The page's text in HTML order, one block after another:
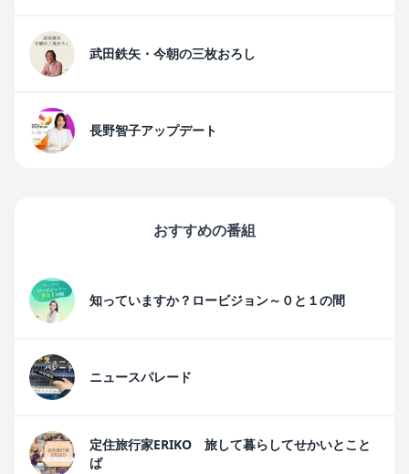
武田鉄矢・今朝の三枚おろし
長野智子アップデート
おすすめの番組
知っていますか？ロービジョン～０と１の間
ニュースパレード
定住旅行家ERIKO 旅して暮らしてせかいとこと
ば